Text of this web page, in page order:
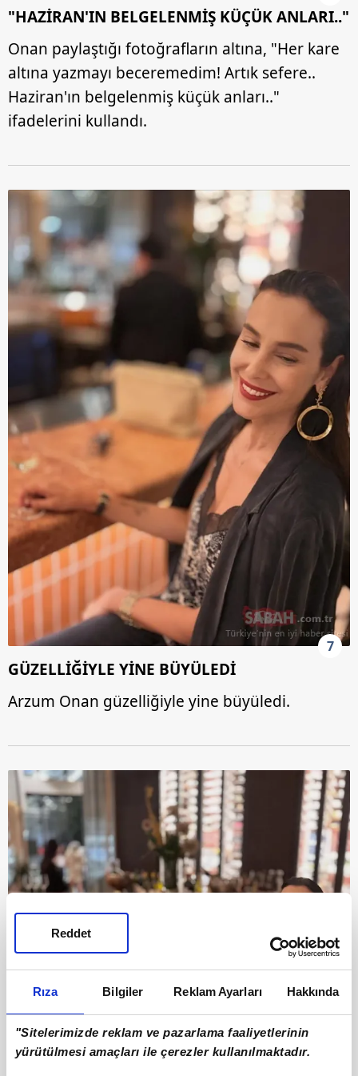
Rıza Bilgiler Reklam Ayarları Hakkında
"Sitelerimizde reklam ve pazarlama faaliyetlerinin
yürütülmesi amaçları ile çerezler kullanılmaktadır.
Reddet
"HAZİRAN'IN BELGELENMİŞ KÜÇÜK ANLARI.."
Onan paylaştığı fotoğrafların altına, "Her kare
altına yazmayı beceremedim! Artık sefere..
Haziran'ın belgelenmiş küçük anları.."
ifadelerini kullandı.
7
GÜZELLİĞİYLE YİNE BÜYÜLEDİ
Arzum Onan güzelliğiyle yine büyüledi.